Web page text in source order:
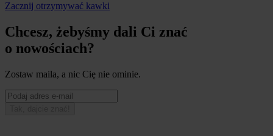
Zacznij otrzymywać kawki
Chcesz, żebyśmy dali Ci znać
o nowościach?
Zostaw maila, a nic Cię nie ominie.